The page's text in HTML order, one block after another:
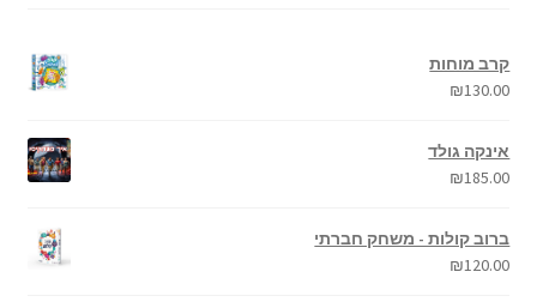
קרב מוחות
₪130.00
אינקה גולד
₪185.00
ברוב קולות - משחק חברתי
₪120.00